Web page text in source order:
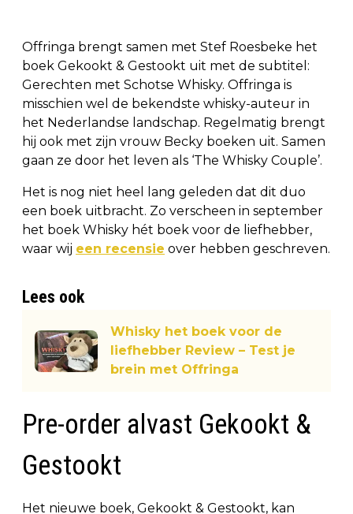
Offringa brengt samen met Stef Roesbeke het
boek Gekookt & Gestookt uit met de subtitel:
Gerechten met Schotse Whisky. Offringa is
misschien wel de bekendste whisky-auteur in
het Nederlandse landschap. Regelmatig brengt
hij ook met zijn vrouw Becky boeken uit. Samen
gaan ze door het leven als ‘The Whisky Couple’.
Het is nog niet heel lang geleden dat dit duo
een boek uitbracht. Zo verscheen in september
het boek Whisky hét boek voor de liefhebber,
waar wij een recensie over hebben geschreven.
Lees ook
Whisky het boek voor de
liefhebber Review – Test je
brein met Offringa
Pre-order alvast Gekookt &
Gestookt
Het nieuwe boek, Gekookt & Gestookt, kan